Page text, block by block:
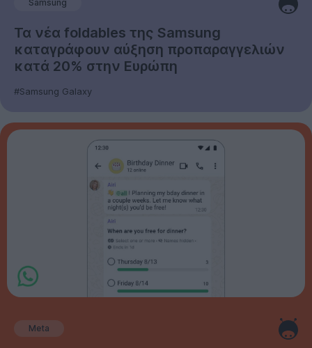
Samsung
Τα νέα foldables της Samsung
καταγράφουν αύξηση προπαραγγελιών
κατά 20% στην Ευρώπη
#Samsung Galaxy
Meta